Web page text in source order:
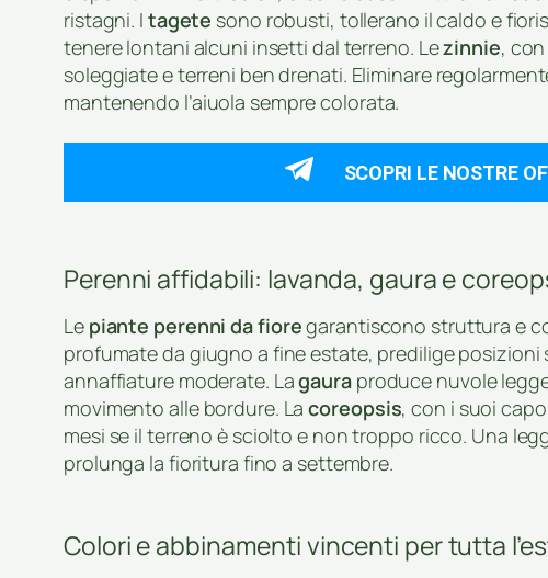
ristagni. I tagete sono robusti, tollerano il caldo e
tenere lontani alcuni insetti dal terreno. Lezinnie,
soleggiate e terreni ben drenati. Eliminare
mantenendo l’aiuola sempre colorata.
SCOPRI LE NOSTRE
Perenni affidabili: lavanda, gaura e
Le piante perenni da fioregarantiscono struttura e
profumate da giugno a fine estate, predilige
annaffiature moderate. Lagauraproduce nuvole
movimento alle bordure. Lacoreopsis, con i suoi
mesi se il terreno è sciolto e non troppo ricco. Una
prolunga la fioritura fino a settembre.
Colori e abbinamenti vincenti per tutta